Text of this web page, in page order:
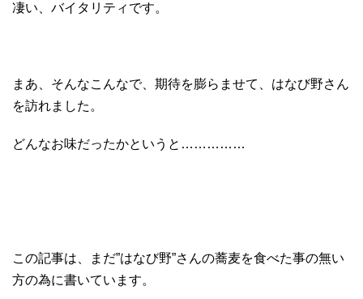
凄い、バイタリティです。
まあ、そんなこんなで、期待を膨らませて、はなび野さん
を訪れました。
どんなお味だったかというと……………
この記事は、まだ”はなび野”さんの蕎麦を食べた事の無い
方の為に書いています。